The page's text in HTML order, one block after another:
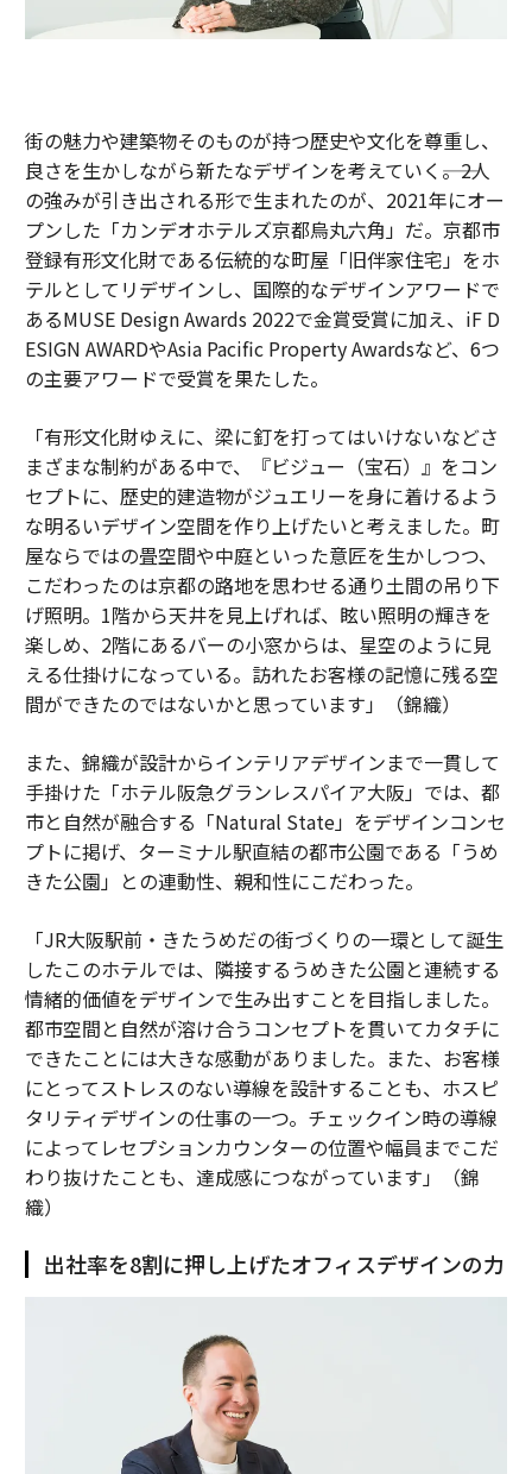
街の魅力や建築物そのものが持つ歴史や文化を尊重し、
良さを生かしながら新たなデザインを考えていく――。2人
の強みが引き出される形で生まれたのが、2021年にオー
プンした「カンデオホテルズ京都烏丸六角」だ。京都市
登録有形文化財である伝統的な町屋「旧伴家住宅」をホ
テルとしてリデザインし、国際的なデザインアワードで
あるMUSE Design Awards 2022で金賞受賞に加え、iF D
ESIGN AWARDやAsia Pacific Property Awardsなど、6つ
の主要アワードで受賞を果たした。
「有形文化財ゆえに、梁に釘を打ってはいけないなどさ
まざまな制約がある中で、『ビジュー（宝石）』をコン
セプトに、歴史的建造物がジュエリーを身に着けるよう
な明るいデザイン空間を作り上げたいと考えました。町
屋ならではの畳空間や中庭といった意匠を生かしつつ、
こだわったのは京都の路地を思わせる通り土間の吊り下
げ照明。1階から天井を見上げれば、眩い照明の輝きを
楽しめ、2階にあるバーの小窓からは、星空のように見
える仕掛けになっている。訪れたお客様の記憶に残る空
間ができたのではないかと思っています」（錦織）
また、錦織が設計からインテリアデザインまで一貫して
手掛けた「ホテル阪急グランレスパイア大阪」では、都
市と自然が融合する「Natural State」をデザインコンセ
プトに掲げ、ターミナル駅直結の都市公園である「うめ
きた公園」との連動性、親和性にこだわった。
「JR大阪駅前・きたうめだの街づくりの一環として誕生
したこのホテルでは、隣接するうめきた公園と連続する
情緒的価値をデザインで生み出すことを目指しました。
都市空間と自然が溶け合うコンセプトを貫いてカタチに
できたことには大きな感動がありました。また、お客様
にとってストレスのない導線を設計することも、ホスピ
タリティデザインの仕事の一つ。チェックイン時の導線
によってレセプションカウンターの位置や幅員までこだ
わり抜けたことも、達成感につながっています」（錦
織）
出社率を8割に押し上げたオフィスデザインの力